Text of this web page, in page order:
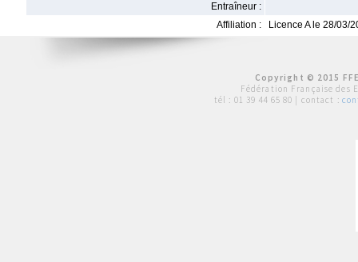
Entraîneur :
Affiliation :
Licence A le 28/03/
Copyright © 2015
Fédération Française des
tél : 01 39 44 65 80 | contact :